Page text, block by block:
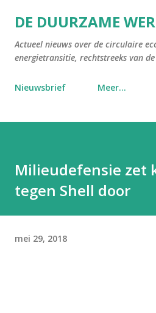
Doorgaan naar
DE DUURZAME
Actueel nieuws over de circulaire
energietransitie, rechtstreeks van
Nieuwsbrief Meer…
Milieudefensie zet
tegen Shell door
mei 29, 2018